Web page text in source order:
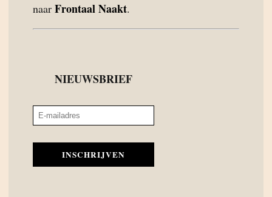
naar Frontaal Naakt.
NIEUWSBRIEF
INSCHRIJVEN